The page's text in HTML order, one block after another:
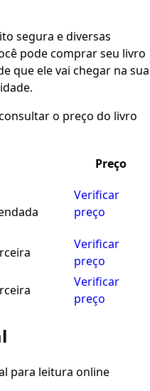
segura e diversas
pode comprar seu livro
que ele vai chegar na sua
o preço do livro
Preço
Verificar
preço
Verificar
preço
Verificar
preço